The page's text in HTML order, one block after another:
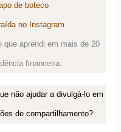
de boteco
no Instagram
que aprendi em mais de 20
financeira.
não ajudar a divulgá-lo em
de compartilhamento?